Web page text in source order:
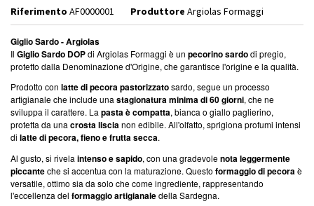
Riferimento AF0000001 Produttore Argiolas Formaggi
Giglio Sardo - Argiolas
Il Giglio Sardo DOPdi Argiolas Formaggi è un pecorino sardodi pregio,
protetto dalla Denominazione d'Origine, che garantisce l'origine e la qualità.
Prodotto con latte di pecora pastorizzatosardo, segue un processo
artigianale che include una stagionatura minima di 60 giorni, che ne
sviluppa il carattere. La pasta è compatta, bianca o giallo paglierino,
protetta da una crosta liscianon edibile. All'olfatto, sprigiona profumi intensi
di latte di pecora, fieno e frutta secca.
Al gusto, si rivela intenso e sapido, con una gradevolenota leggermente
piccanteche si accentua con la maturazione. Questo formaggio di pecoraè
versatile, ottimo sia da solo che come ingrediente, rappresentando
l'eccellenza del formaggio artigianaledella Sardegna.